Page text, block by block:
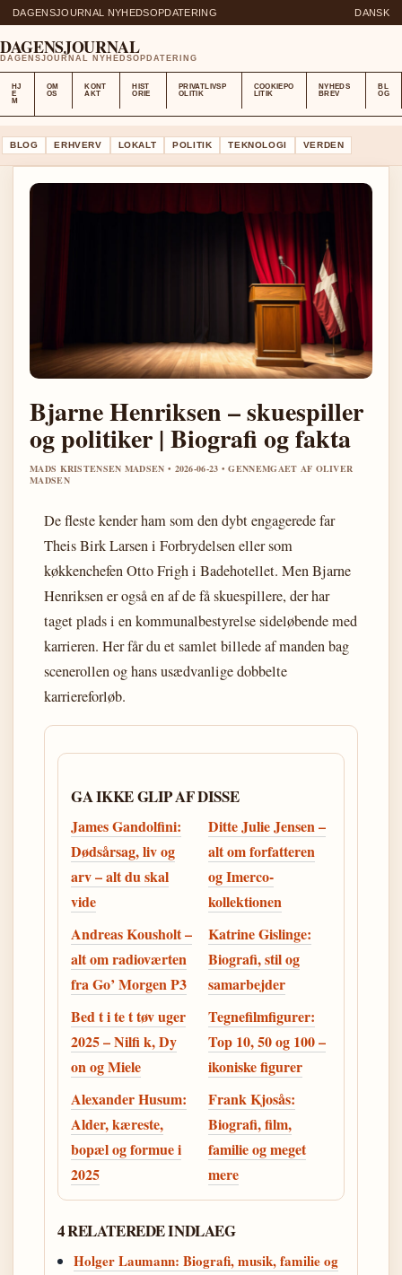
DAGENSJOURNAL NYHEDSOPDATERING DANSK
DAGENSJOURNAL
DAGENSJOURNAL NYHEDSOPDATERING
HJ
E
M
OM
OS
KONT
AKT
HIST
ORIE
PRIVATLIVSP
OLITIK
COOKIEPO
LITIK
NYHEDS
BREV
BL
OG
BLOG ERHVERV LOKALT POLITIK TEKNOLOGI VERDEN
Bjarne Henriksen – skuespiller
og politiker | Biografi og fakta
MADS KRISTENSEN MADSEN • 2026-06-23 • GENNEMGAET AF OLIVER
MADSEN
De fleste kender ham som den dybt engagerede far
Theis Birk Larsen i Forbrydelsen eller som
køkkenchefen Otto Frigh i Badehotellet. Men Bjarne
Henriksen er også en af de få skuespillere, der har
taget plads i en kommunalbestyrelse sideløbende med
karrieren. Her får du et samlet billede af manden bag
scenerollen og hans usædvanlige dobbelte
karriereforløb.
GA IKKE GLIP AF DISSE
James Gandolfini:
Dødsårsag, liv og
arv – alt du skal
vide
Ditte Julie Jensen –
alt om forfatteren
og Imerco-
kollektionen
Andreas Kousholt –
alt om radioværten
fra Go’ Morgen P3
Katrine Gislinge:
Biografi, stil og
samarbejder
Bed t i te t tøv uger
2025 – Nilfi k, Dy
on og Miele
Tegnefilmfigurer:
Top 10, 50 og 100 –
ikoniske figurer
Alexander Husum:
Alder, kæreste,
bopæl og formue i
2025
Frank Kjosås:
Biografi, film,
familie og meget
mere
4 RELATEREDE INDLAEG
Holger Laumann: Biografi, musik, familie og